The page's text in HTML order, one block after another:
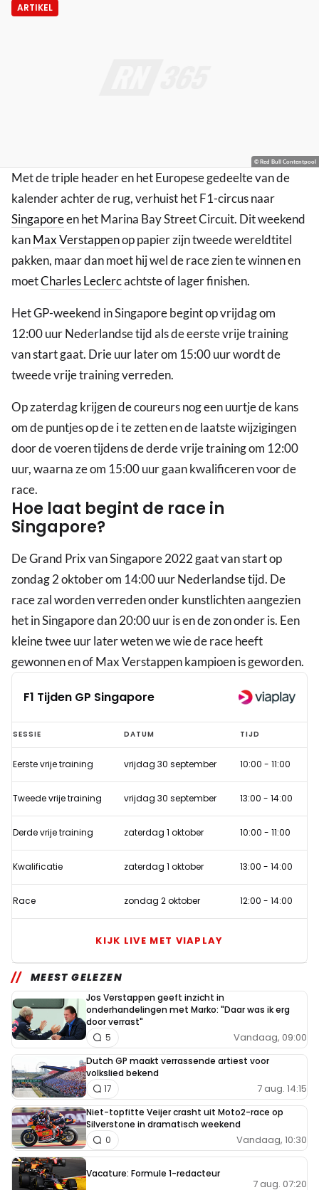
ARTIKEL
© Red Bull Contentpool
Met de triple header en het Europese gedeelte van de
kalender achter de rug, verhuist het F1-circus naar
Singaporeen het Marina Bay Street Circuit. Dit weekend
kanMax Verstappenop papier zijn tweede wereldtitel
pakken, maar dan moet hij wel de race zien te winnen en
moetCharles Leclercachtste of lager finishen.
Het GP-weekend in Singapore begint op vrijdag om
12:00 uur Nederlandse tijd als de eerste vrije training
van start gaat. Drie uur later om 15:00 uur wordt de
tweede vrije training verreden.
Op zaterdag krijgen de coureurs nog een uurtje de kans
om de puntjes op de i te zetten en de laatste wijzigingen
door de voeren tijdens de derde vrije training om 12:00
uur, waarna ze om 15:00 uur gaan kwalificeren voor de
race.
Hoe laat begint de race in
Singapore?
De Grand Prix van Singapore 2022 gaat van start op
zondag 2 oktober om 14:00 uur Nederlandse tijd. De
race zal worden verreden onder kunstlichten aangezien
het in Singapore dan 20:00 uur is en de zon onder is. Een
kleine twee uur later weten we wie de race heeft
gewonnen en of Max Verstappen kampioen is geworden.
F1 Tijden GP Singapore
F1
Tijden
GP
Singapore
SESSIE DATUM TIJD
Eerste vrije training vrijdag 30 september 10:00 - 11:00
Tweede vrije training vrijdag 30 september 13:00 - 14:00
Derde vrije training zaterdag 1 oktober 10:00 - 11:00
Kwalificatie zaterdag 1 oktober 13:00 - 14:00
Race zondag 2 oktober 12:00 - 14:00
KIJK LIVE MET VIAPLAY
MEEST GELEZEN
Jos Verstappen geeft inzicht in
onderhandelingen met Marko: "Daar was ik erg
door verrast"
Vandaag, 09:00
5
Dutch GP maakt verrassende artiest voor
volkslied bekend
7 aug. 14:15
17
Niet-topfitte Veijer crasht uit Moto2-race op
Silverstone in dramatisch weekend
Vandaag, 10:30
0
Vacature: Formule 1-redacteur
7 aug. 07:20